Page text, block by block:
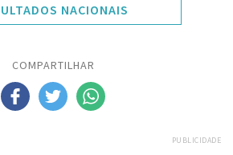
NACIONAIS
COMPARTILHAR
PUBLICIDADE